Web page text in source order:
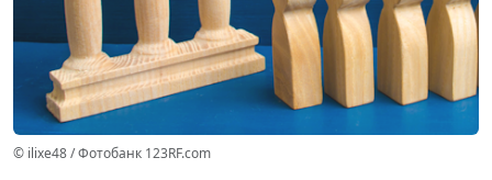
© ilixe48 / Фотобанк 123RF.com